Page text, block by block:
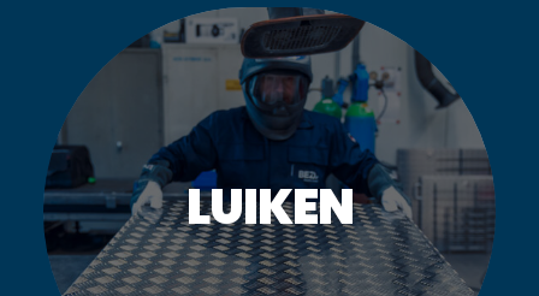
LUIKEN
LUIKEN
MEER INFORMATIE